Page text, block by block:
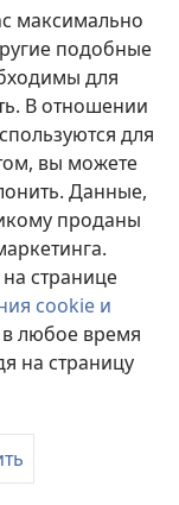
максимально
подобные
для
В отношении
для
вы можете
Данные,
проданы
странице
cookie и
любое время
на страницу
of Pennsylvania.